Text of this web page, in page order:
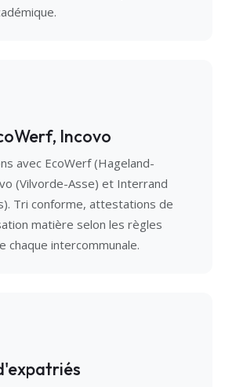
Incovo
avec EcoWerf (Hageland-
(Vilvorde-Asse) et Interrand
Tri conforme, attestations de
matière selon les règles
chaque intercommunale.